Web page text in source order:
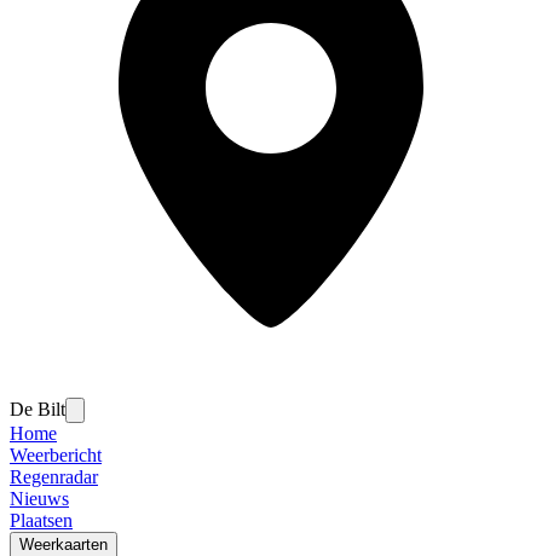
De Bilt
Home
Weerbericht
Regenradar
Nieuws
Plaatsen
Weerkaarten